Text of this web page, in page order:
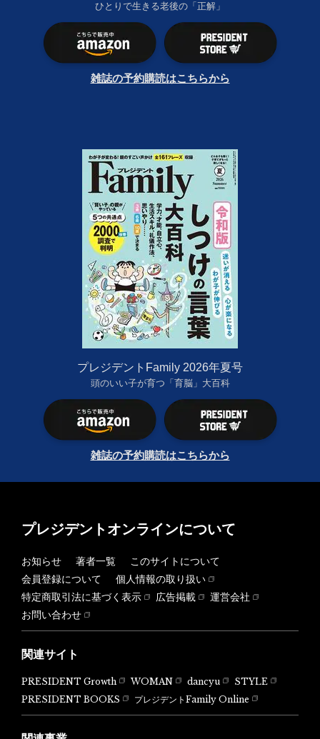
ひとりで生きる老後の「正解」
雑誌の予約購読はこちらから
プレジデントFamily 2026年夏号
頭のいい子が育つ「育脳」大百科
雑誌の予約購読はこちらから
プレジデントオンラインについて
お知らせ 著者一覧
このサイトについて
会員登録について
個人情報の取り扱い
特定商取引法に基づく表示
広告掲載
運営会社
お問い合わせ
関連サイト
PRESIDENT Growth WOMAN dancyu
STYLE
PRESIDENT BOOKS
プレジデントFamily Online